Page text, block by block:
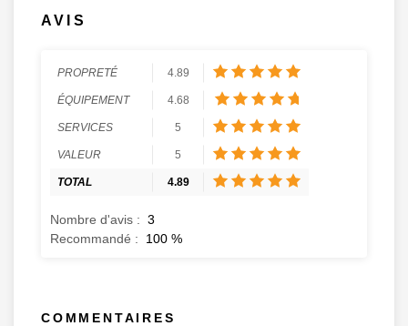
AVIS
PROPRETÉ 4.89
ÉQUIPEMENT 4.68
SERVICES 5
VALEUR 5
TOTAL 4.89
Nombre d'avis : 3
Recommandé :
100 %
COMMENTAIRES